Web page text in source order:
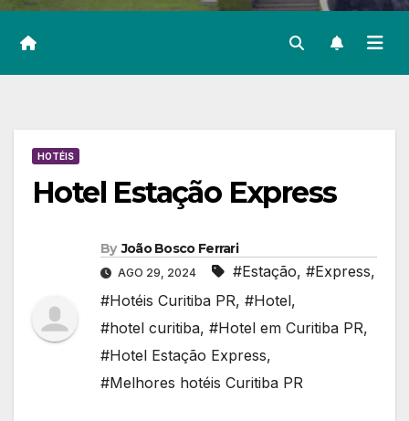
HOTÉIS
Hotel Estação Express
By João Bosco Ferrari
AGO 29, 2024 #Estação, #Express,
#Hotéis Curitiba PR, #Hotel,
#hotel curitiba, #Hotel em Curitiba PR,
#Hotel Estação Express,
#Melhores hotéis Curitiba PR